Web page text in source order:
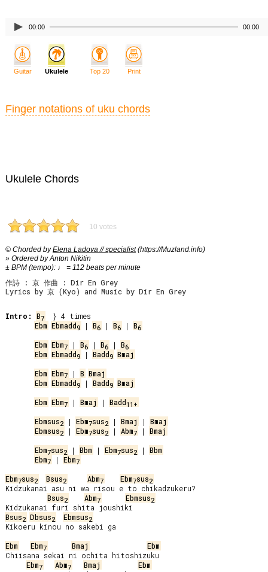
00:00 00:00
Ukulele Chords
10 votes
© Chorded byElena Ladova // specialist(https://Muzland.info)
» Ordered by Anton Nikitin
± BPM (tempo): ♩ = 112 beats per minute
作詩 : 京 作曲 : Dir En Grey
Lyrics by 京 (Kyo) and Music by Dir En Grey
Intro: B7
Ebm Ebmadd9 | B6 | B6 | B6
Ebm Ebm7 | B6 | B6 | B6
Ebm Ebmadd9 | Badd9 Bmaj
Ebm Ebm7 | B Bmaj
Ebm Ebmadd9 | Badd9 Bmaj
Ebm Ebm7 | Bmaj | Badd11+
Ebmsus2 | Ebm7sus2 | Bmaj | Bmaj
Ebmsus2 | Ebm7sus2 | Abm7 | Bmaj
Ebm7sus2 | Bbm | Ebm7sus2 | Bbm
Ebm7 | Ebm7
Ebm7sus2 Bsus2 Abm7 Ebm7sus2
Kidzukanai asu ni wa risou e to chikadzukeru?
Bsus2 Abm7 Ebmsus2
Bsus2 Dbsus2 Ebmsus2
Kikoeru kinou no sakebi ga
Ebm
Ebm7 Bmaj
Ebm
Chiisana sekai ni ochita hitoshizuku
Ebm7 Abm7 Bmaj
Ebm
Guitar Ukulele Top 20 Print
Finger notations of uku chords